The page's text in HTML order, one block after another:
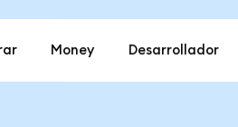
Money Desarrollador